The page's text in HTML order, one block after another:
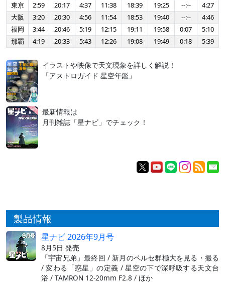
東京
2:59 20:17 4:37 11:38 18:39 19:25 --:--
4:27
大阪
3:20 20:30 4:56 11:54 18:53 19:40 --:--
4:46
福岡
3:44 20:46 5:19 12:15 19:11 19:58 0:07
5:10
那覇
4:19 20:33 5:43 12:26 19:08 19:49 0:18 5:39
イラストや映像で天文現象を詳しく解説！
「アストロガイド 星空年鑑」
最新情報は
月刊雑誌「星ナビ」でチェック！
製品情報
星ナビ 2026年9月号
8月5日 発売
「宇宙兄弟」最終回 / 新月のペルセ群極大を見る・撮る
/ 変わる「惑星」の定義 / 星空の下で深呼吸する天文台
浴 / TAMRON 12-20mm F2.8 / ほか